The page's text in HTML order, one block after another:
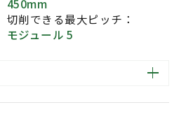
450mm
切削できる最大ピッチ：
モジュール 5